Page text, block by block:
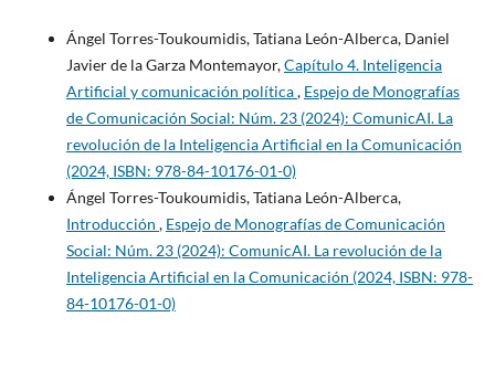
Ángel Torres-Toukoumidis, Tatiana León-Alberca, Daniel
Javier de la Garza Montemayor,Capítulo 4. Inteligencia
Artificial y comunicación política, Espejo de Monografías
de Comunicación Social: Núm. 23 (2024): ComunicAI. La
revolución de la Inteligencia Artificial en la Comunicación
(2024, ISBN: 978-84-10176-01-0)
Ángel Torres-Toukoumidis, Tatiana León-Alberca,
Introducción , Espejo de Monografías de Comunicación
Social: Núm. 23 (2024): ComunicAI. La revolución de la
Inteligencia Artificial en la Comunicación (2024, ISBN: 978-
84-10176-01-0)